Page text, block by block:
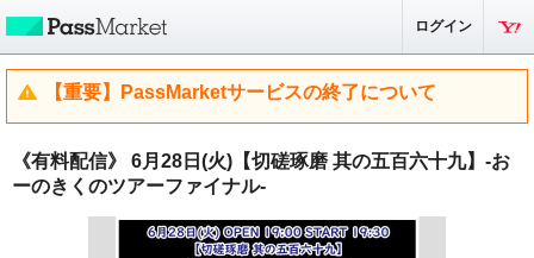
ログイン
【重要】PassMarketサービスの終了について
《有料配信》 6月28日(火)【切磋琢磨 其の五百六十九】-お
ーのきくのツアーファイナル-